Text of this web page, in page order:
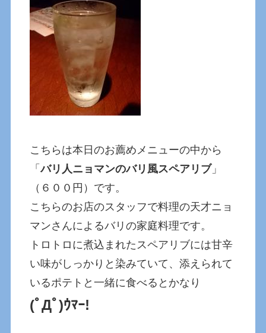
こちらは本日のお薦めメニューの中から
「バリ人ニョマンのバリ風スペアリブ」
（６００円）です。
こちらのお店のスタッフで料理の天才ニョ
マンさんによるバリの家庭料理です。
トロトロに煮込まれたスペアリブには甘辛
い味がしっかりと染みていて、添えられて
いるポテトと一緒に食べるとかなり
(ﾟДﾟ)ｳﾏｰ!